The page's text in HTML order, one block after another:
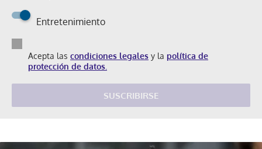
Entretenimiento
Acepta las condiciones legales y la política de
protección de datos.
SUSCRIBIRSE